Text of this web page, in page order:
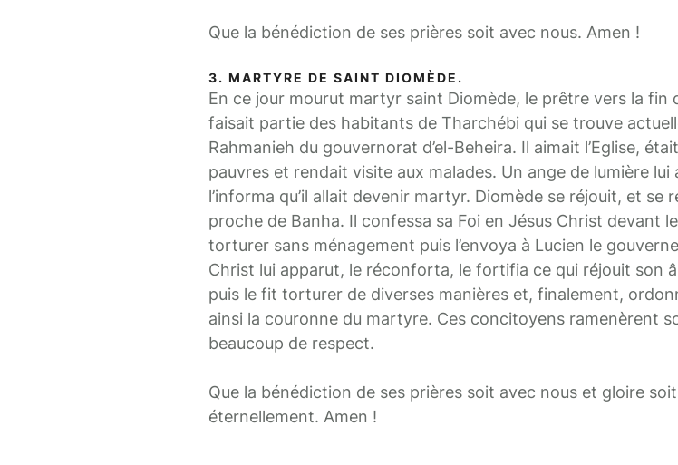
Que la bénédiction de ses prières soit avec nous. Amen !
3. MARTYRE DE SAINT DIOMÈDE.
En ce jour mourut martyr saint Diomède, le prêtre vers la fin
faisait partie des habitants de Tharchébi qui se trouve
Rahmanieh du gouvernorat d’el-Beheira. Il aimait l’Eglise,
pauvres et rendait visite aux malades. Un ange de lumière lui
l’informa qu’il allait devenir martyr. Diomède se réjouit, et se
proche de Banha. Il confessa sa Foi en Jésus Christ devant
torturer sans ménagement puis l’envoya à Lucien le
Christ lui apparut, le réconforta, le fortifia ce qui réjouit son
puis le fit torturer de diverses manières et, finalement,
ainsi la couronne du martyre. Ces concitoyens ramenèrent
beaucoup de respect.
Que la bénédiction de ses prières soit avec nous et gloire
éternellement. Amen !